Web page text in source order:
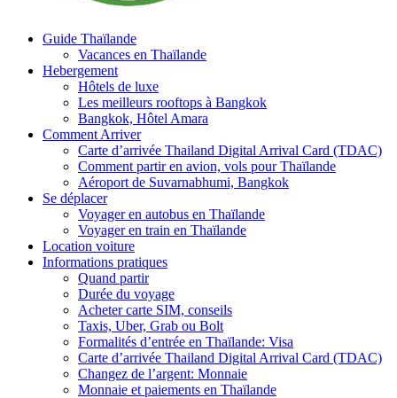
Guide Thaïlande
Vacances en Thaïlande
Hebergement
Hôtels de luxe
Les meilleurs rooftops à Bangkok
Bangkok, Hôtel Amara
Comment Arriver
Carte d’arrivée Thailand Digital Arrival Card (TDAC)
Comment partir en avion, vols pour Thaïlande
Aéroport de Suvarnabhumi, Bangkok
Se déplacer
Voyager en autobus en Thaïlande
Voyager en train en Thaïlande
Location voiture
Informations pratiques
Quand partir
Durée du voyage
Acheter carte SIM, conseils
Taxis, Uber, Grab ou Bolt
Formalités d’entrée en Thaïlande: Visa
Carte d’arrivée Thailand Digital Arrival Card (TDAC)
Changez de l’argent: Monnaie
Monnaie et paiements en Thaïlande